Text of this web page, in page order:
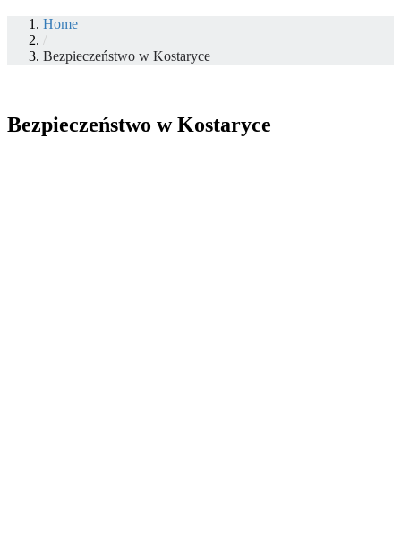
Home
/
Bezpieczeństwo w Kostaryce
Bezpieczeństwo w Kostaryce